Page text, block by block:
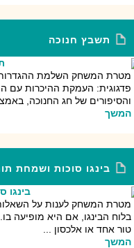
תשבץ חנוכה
מטרת המשחק השלמת
פדגוגית: העמקת ההיכרות עם
והסיפורים של חג החנוכה,
המשך
בינגו סוכות ושמחת
מטרת המשחק לענות על
בלוח הבינגו, אם היא מופיעה
טור אחד או אלכסון ...
המשך